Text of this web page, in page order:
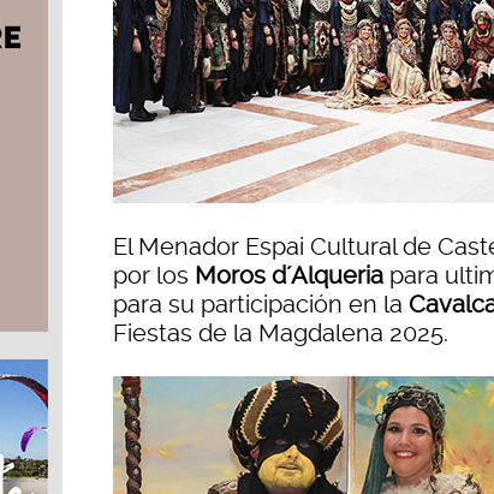
El Menador Espai Cultural de
por los Moros d´Alqueria para
para su participación en la
Fiestas de la Magdalena 2025.